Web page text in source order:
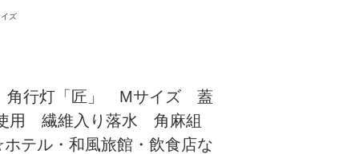
ズ
角行灯「匠」 Mサイズ 蓋
用 繊維入り落水 角麻組
テル・和風旅館・飲食店な